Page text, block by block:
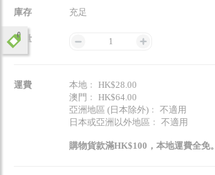
庫存 充足
數量 1
運費
本地﹕ HK$28.00
澳門﹕ HK$64.00
亞洲地區 (日本除外)﹕ 不適用
日本或亞洲以外地區﹕ 不適用
購物貨款滿HK$100，本地運費全免。